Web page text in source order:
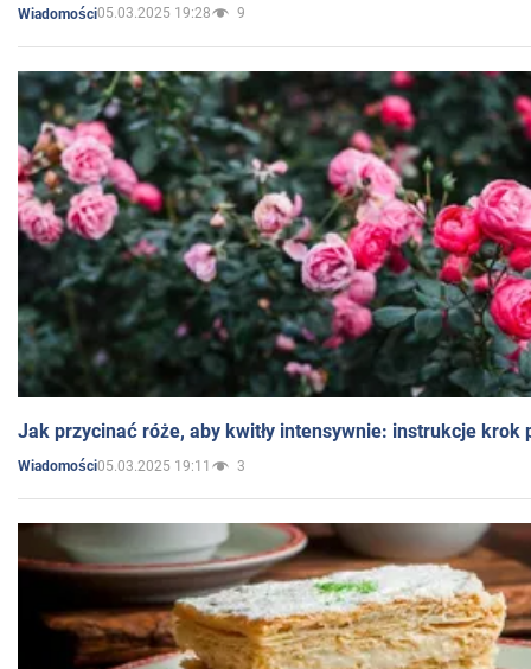
Wiadomości05.03.2025 19:28 9
Jak przycinać róże, aby kwitły intensywnie: instrukcje krok
Wiadomości05.03.2025 19:11 3